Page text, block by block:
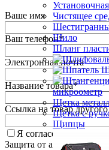
Чистящее
Шило
Шланг
микроометр
Щетка
Щетка с
Щипцы
Ваше имя
Ваш телефон*
Электронная почта
Название товара*
Ссылка на товар другого
Я согласен на
Защита от